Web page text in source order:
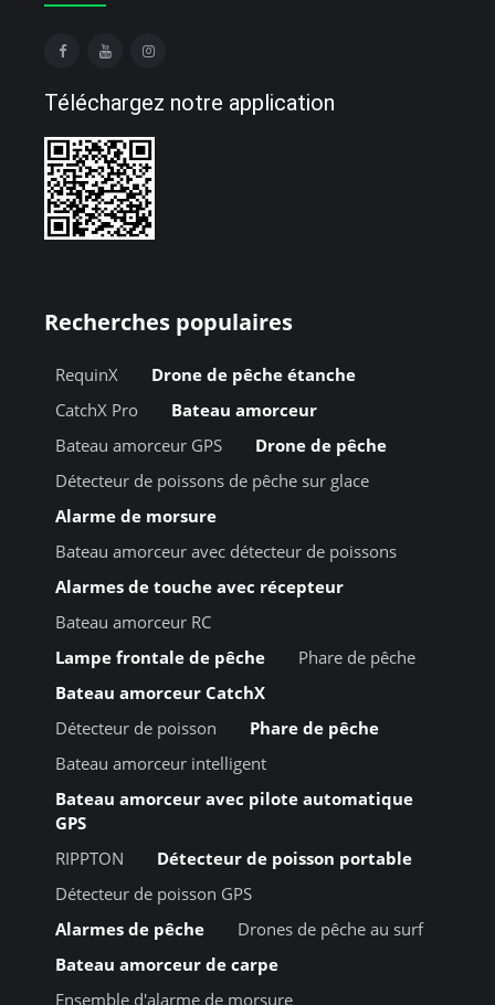
Téléchargez notre application
Recherches populaires
RequinX
Drone de pêche étanche
CatchX Pro
Bateau amorceur
Bateau amorceur GPS
Drone de pêche
Détecteur de poissons de pêche sur glace
Alarme de morsure
Bateau amorceur avec détecteur de poissons
Alarmes de touche avec récepteur
Bateau amorceur RC
Lampe frontale de pêche
Phare de pêche
Bateau amorceur CatchX
Détecteur de poisson
Phare de pêche
Bateau amorceur intelligent
Bateau amorceur avec pilote automatique
GPS
RIPPTON
Détecteur de poisson portable
Détecteur de poisson GPS
Alarmes de pêche
Drones de pêche au surf
Bateau amorceur de carpe
Ensemble d'alarme de morsure